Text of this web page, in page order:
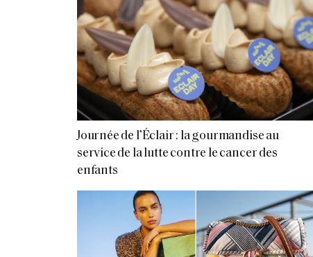
Journée de l’Éclair : la gourmandise au
service de la lutte contre le cancer des
enfants